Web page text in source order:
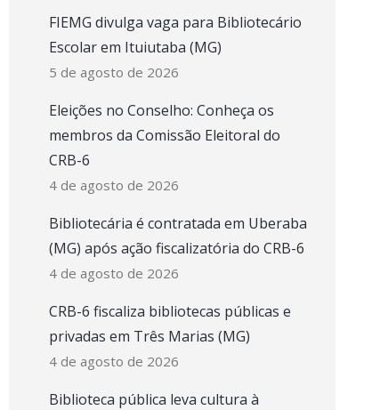
FIEMG divulga vaga para Bibliotecário
Escolar em Ituiutaba (MG)
5 de agosto de 2026
Eleições no Conselho: Conheça os
membros da Comissão Eleitoral do
CRB-6
4 de agosto de 2026
Bibliotecária é contratada em Uberaba
(MG) após ação fiscalizatória do CRB-6
4 de agosto de 2026
CRB-6 fiscaliza bibliotecas públicas e
privadas em Três Marias (MG)
4 de agosto de 2026
Biblioteca pública leva cultura à